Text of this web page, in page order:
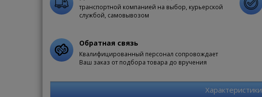
транспортной компанией на выбор, курьерской
службой, самовывозом
Обратная связь
Квалифицированный персонал сопровождает
Ваш заказ от подбора товара до вручения
Характеристики